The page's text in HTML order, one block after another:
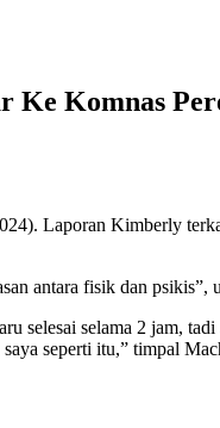
Komnas
Laporan Kimberly
antara fisik dan psikis”,
selesai selama 2 jam,
seperti itu,” timpal